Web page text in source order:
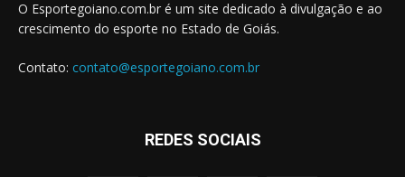
O Esportegoiano.com.br é um site dedicado à divulgação e ao
crescimento do esporte no Estado de Goiás.
Contato: contato@esportegoiano.com.br
REDES SOCIAIS